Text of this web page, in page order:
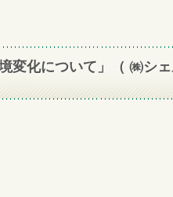
変化について」（ ㈱